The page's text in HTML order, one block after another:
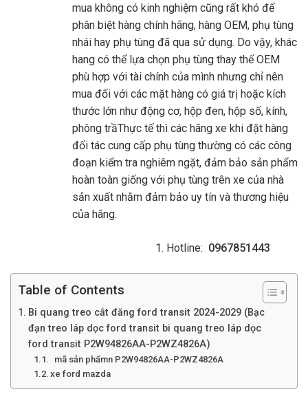
mua không có kinh nghiệm cũng rất khó để
phân biệt hàng chính hãng, hàng OEM, phụ tùng
nhái hay phụ tùng đã qua sử dụng. Do vậy, khác
hang có thể lựa chọn phụ tùng thay thế OEM
phù hợp với tài chính của mình nhưng chỉ nên
mua đối với các mặt hàng có giá trị hoặc kích
thước lớn như động cơ, hộp đen, hộp số, kính,
phông trầThực tế thì các hãng xe khi đặt hàng
đối tác cung cấp phụ tùng thường có các công
đoạn kiểm tra nghiêm ngặt, đảm bảo sản phẩm
hoàn toàn giống với phụ tùng trên xe của nhà
sản xuất nhằm đảm bảo uy tín và thương hiệu
của hãng.
Hotline: 0967851443
Table of Contents
Bi quang treo cắt đăng ford transit 2024-2029 (Bạc
đạn treo láp dọc ford transit bi quang treo láp dọc
ford transit P2W94826AA-P2WZ4826A)
mã sản phẩmn P2W94826AA-P2WZ4826A
xe ford mazda